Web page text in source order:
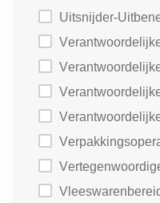
Uitsnijder-